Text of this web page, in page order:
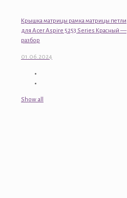
Крышка матрицы рамка матрицы петли
для Acer Aspire 5253 Series Красный —
разбор
01.06.2024
Show all